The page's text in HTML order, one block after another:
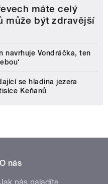
máte celý
může být zdravější
navrhuje Vondráčka, ten
se hladina jezera
Keňanů
O nás